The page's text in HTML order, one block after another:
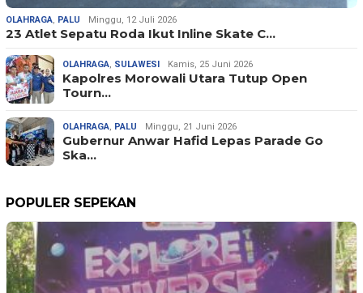
OLAHRAGA, PALU Minggu, 12 Juli 2026
23 Atlet Sepatu Roda Ikut Inline Skate C…
OLAHRAGA, SULAWESI Kamis, 25 Juni 2026
Kapolres Morowali Utara Tutup Open
Tourn…
OLAHRAGA, PALU Minggu, 21 Juni 2026
Gubernur Anwar Hafid Lepas Parade Go
Ska…
POPULER SEPEKAN